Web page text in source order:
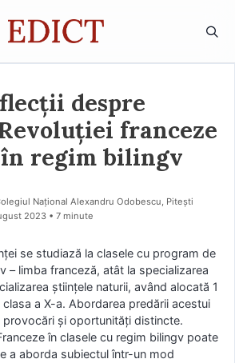
despre
franceze
regim bilingv
Național Alexandru Odobescu, Pitești
2023 • 7 minute
se studiază la clasele cu program de
– limba franceză, atât la specializarea
științele naturii, având alocată 1
a X-a. Abordarea predării acestui
și oportunități distincte.
în clasele cu regim bilingv poate
a aborda subiectul într-un mod